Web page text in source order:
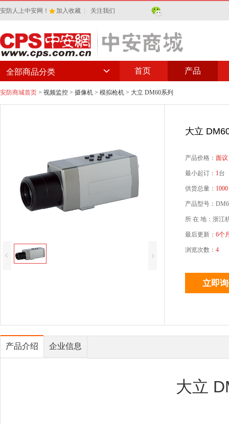
安防人上中安网！ 加入收藏 关注我们
首页 产品
全部商品分类
安防商城首页 > 视频监控 > 摄像机 > 模拟枪机 > 大立 DM60系列
大立
产品价格： 面议
最小起订： 1台
供货总量： 1000
产品型号：
所 在 地：浙江
最后更新： 6个
浏览次数： 4
产品介绍 企业信息
大立